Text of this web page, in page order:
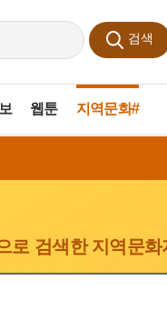
검색
웹툰 지역문화#
로 검색한 지역문화